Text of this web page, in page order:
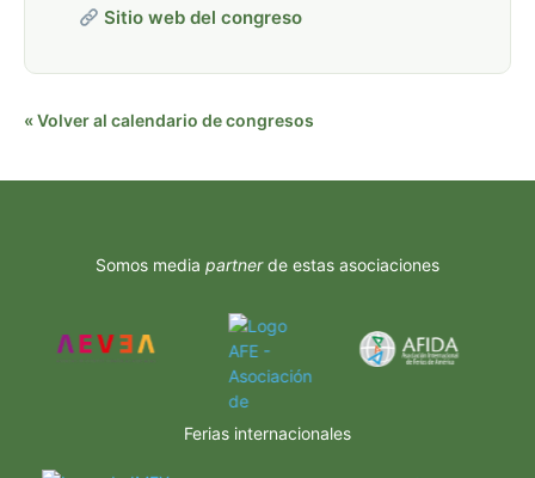
Sitio web del congreso
« Volver al calendario de congresos
Somos media partnerde estas asociaciones
Ferias internacionales